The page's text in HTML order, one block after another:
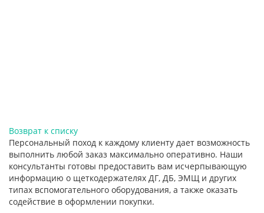
Возврат к списку
Персональный поход к каждому клиенту дает возможность
выполнить любой заказ максимально оперативно. Наши
консультанты готовы предоставить вам исчерпывающую
информацию о щеткодержателях ДГ, ДБ, ЭМЩ и других
типах вспомогательного оборудования, а также оказать
содействие в оформлении покупки.